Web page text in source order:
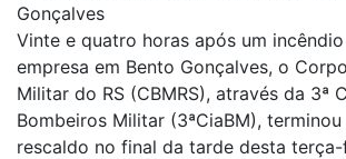
Gonçalves
Vinte e quatro horas após um
empresa em Bento Gonçalves, o
Militar do RS (CBMRS), através da 3ª
Bombeiros Militar (3ªCiaBM),
rescaldo no final da tarde desta terça-